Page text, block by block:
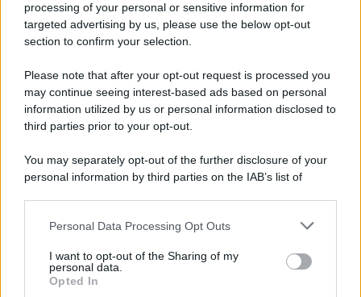
processing of your personal or sensitive information for
targeted advertising by us, please use the below opt-out
section to confirm your selection.
Please note that after your opt-out request is processed you
may continue seeing interest-based ads based on personal
information utilized by us or personal information disclosed to
third parties prior to your opt-out.
You may separately opt-out of the further disclosure of your
personal information by third parties on the IAB’s list of
This information may also be disclosed by us to third parties
disclose it to other third parties.
Please note that this website/app uses one or more Google
Personal Data Processing Opt Outs
I want to opt-out of the Sharing of my
personal data.
Opted In
Addio a Giuseppe Marchioro: allenò l'Avellino in
Serie A nel 1982